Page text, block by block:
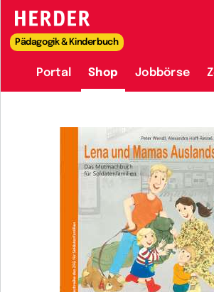
HERDER-MENÜ
Pädagogik & Kinderbuch
Portal Shop Jobbörse